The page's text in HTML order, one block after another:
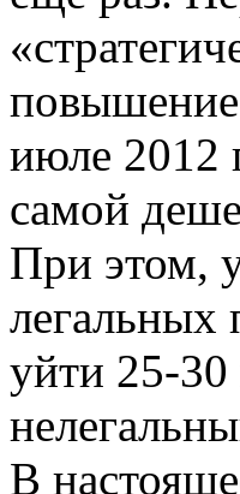
повышение
июле 2012
самой
При этом,
легальных
уйти 25-30
В